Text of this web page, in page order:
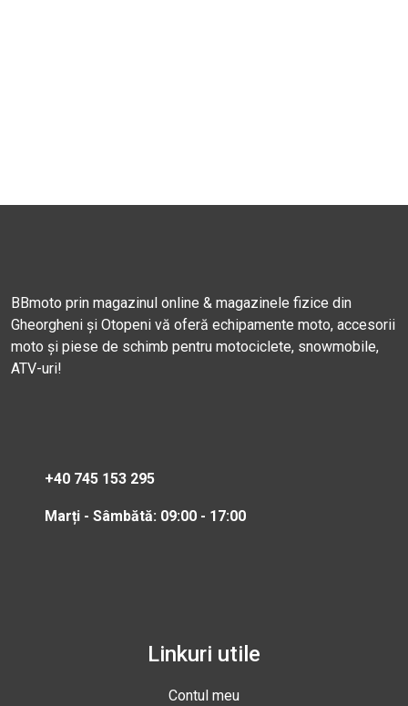
BBmoto prin magazinul online & magazinele fizice din
Gheorgheni și Otopeni vă oferă echipamente moto, accesorii
moto și piese de schimb pentru motociclete, snowmobile,
ATV-uri!
+40 745 153 295
Marți - Sâmbătă: 09:00 - 17:00
Linkuri utile
Contul meu